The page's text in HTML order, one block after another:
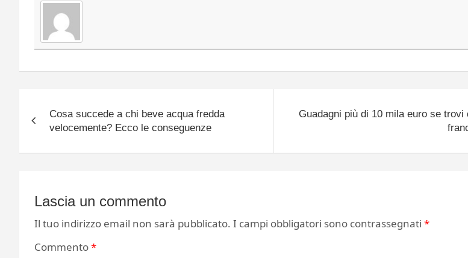
articoli
Cosa succede a chi beve acqua fredda
velocemente? Ecco le conseguenze
Guadagni più di 10 mila euro se trovi
Lascia un commento
Il tuo indirizzo email non sarà pubblicato. I campi obbligatori sono contrassegnati *
Commento*